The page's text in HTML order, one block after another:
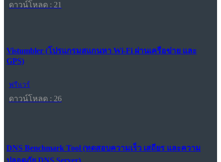
ดาวน์โหลด : 21
Vistumbler (โปรแกรมสแกนหา Wi-Fi ผ่านเครือข่าย และ
GPS)
ฟรีแวร์
ดาวน์โหลด : 26
DNS Benchmark Tool (ทดสอบความเร็ว เสถียร และความ
ปลอดภัย DNS Server)